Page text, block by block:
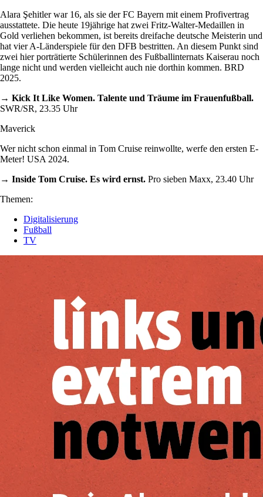
Alara Şehitler war 16, als sie der FC Bayern mit einem Profivertrag
ausstattete. Die heute 19jährige hat zwei Fritz-Walter-Medaillen in
Gold verliehen bekommen, ist bereits dreifache deutsche Meisterin und
hat vier A-Länderspiele für den DFB bestritten. An diesem Punkt sind
zwei hier porträtierte Schülerinnen des Fußballinternats Kaiserau noch
lange nicht und werden vielleicht auch nie dorthin kommen. BRD
2025.
→ Kick It Like Women. Talente und Träume im Frauenfußball.
SWR/SR, 23.35 Uhr
Maverick
Wer nicht schon einmal in Tom Cruise reinwollte, werfe den ersten E-
Meter! USA 2024.
→ Inside Tom Cruise. Es wird ernst. Pro sieben Maxx, 23.40 Uhr
Themen:
Digitalisierung
Fußball
TV